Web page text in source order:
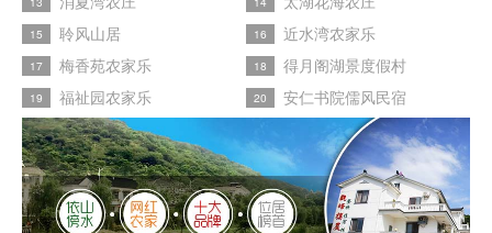
15 聆风山居 16 近水湾农家乐
17 梅香苑农家乐 18 得月阁湖景度假村
19 福祉园农家乐 20 安仁书院儒风民宿